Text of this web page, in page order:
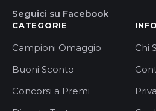
Seguici su Facebook
CATEGORIE
Campioni Omaggio
Buoni Sconto
Concorsi a Premi
Chi